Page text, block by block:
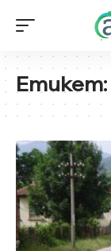
Етикет: